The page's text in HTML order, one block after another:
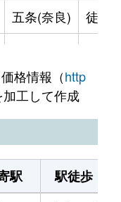
五条(奈良)
徒歩
五条(奈良)
徒歩
五条(奈良)
徒歩
五条(奈良)
徒歩
五条(奈良)
徒歩
格情報（http
工して作成
駅 駅徒歩